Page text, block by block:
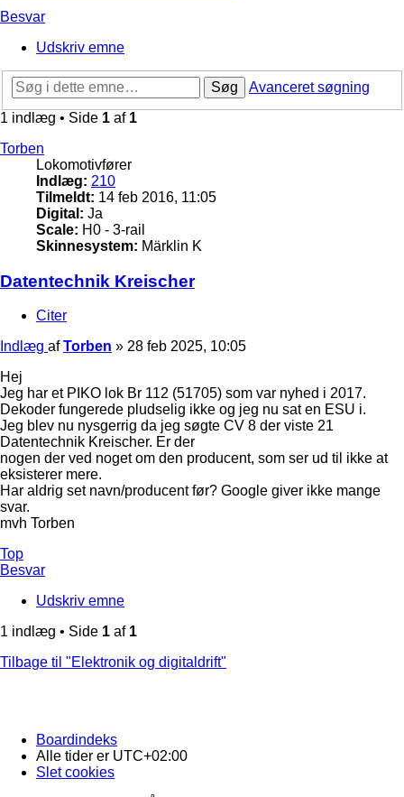
Besvar
Udskriv emne
Søg
Avanceret søgning
1 indlæg • Side 1 af 1
Torben
Lokomotivfører
Indlæg: 210
Tilmeldt: 14 feb 2016, 11:05
Digital: Ja
Scale: H0 - 3-rail
Skinnesystem: Märklin K
Datentechnik Kreischer
Citer
Indlæg afTorben » 28 feb 2025, 10:05
Hej
Jeg har et PIKO lok Br 112 (51705) som var nyhed i 2017.
Dekoder fungerede pludselig ikke og jeg nu sat en ESU i.
Jeg blev nu nysgerrig da jeg søgte CV 8 der viste 21
Datentechnik Kreischer. Er der
nogen der ved noget om den producent, som ser ud til ikke at
eksisterer mere.
Har aldrig set navn/producent før? Google giver ikke mange
svar.
mvh Torben
Top
Besvar
Udskriv emne
1 indlæg • Side 1 af 1
Tilbage til "Elektronik og digitaldrift"
Boardindeks
Alle tider er UTC+02:00
Slet cookies